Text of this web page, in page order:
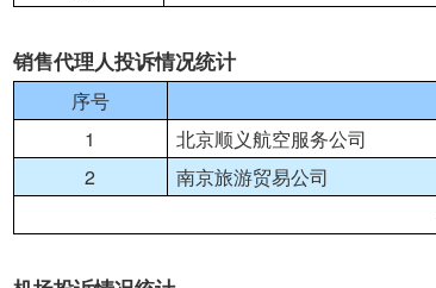
销售代理人投诉情况统计
序号
1 北京顺义航空服务公司
2 南京旅游贸易公司